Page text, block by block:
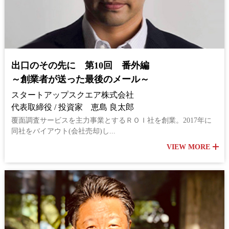
出口のその先に 第10回 番外編
～創業者が送った最後のメール～
スタートアップスクエア株式会社
代表取締役 / 投資家 恵島 良太郎
覆面調査サービスを主力事業とするＲＯＩ社を創業。2017年に
同社をバイアウト(会社売却)し...
VIEW MORE